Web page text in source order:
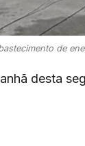
de
desta